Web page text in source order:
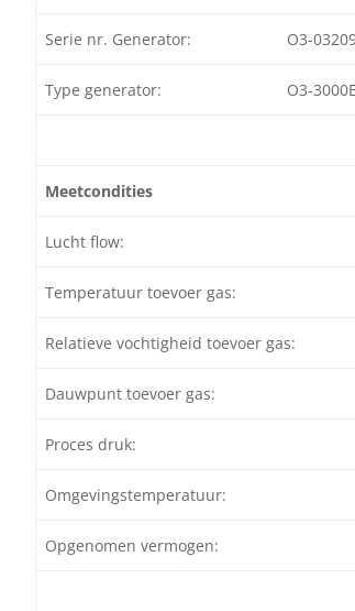
Serie nr. Generator: O3-
Type generator: O3-
Meetcondities
Lucht flow:
Temperatuur toevoer gas:
Relatieve vochtigheid toevoer gas:
Dauwpunt toevoer gas:
Proces druk:
Omgevingstemperatuur:
Opgenomen vermogen: